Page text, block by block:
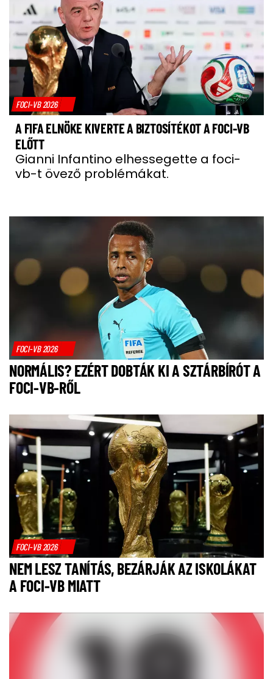
FOCI-VB 2026
A FIFA ELNÖKE KIVERTE A BIZTOSÍTÉKOT A FOCI-VB
ELŐTT
Gianni Infantino elhessegette a foci-
vb-t övező problémákat.
FOCI-VB 2026
NORMÁLIS? EZÉRT DOBTÁK KI A SZTÁRBÍRÓT A
FOCI-VB-RŐL
FOCI-VB 2026
NEM LESZ TANÍTÁS, BEZÁRJÁK AZ ISKOLÁKAT
A FOCI-VB MIATT